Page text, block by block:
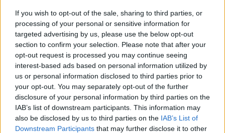
If you wish to opt-out of the sale, sharing to third parties, or
processing of your personal or sensitive information for
targeted advertising by us, please use the below opt-out
section to confirm your selection. Please note that after your
opt-out request is processed you may continue seeing
interest-based ads based on personal information utilized by
us or personal information disclosed to third parties prior to
your opt-out. You may separately opt-out of the further
disclosure of your personal information by third parties on the
IAB’s list of downstream participants. This information may
also be disclosed by us to third parties on the IAB’s List of
Downstream Participants that may further disclose it to other
Puoi effettuare l'accesso andando nella
sezioneLogindal menù del sito o
cliccandoqui
TEMI:
Incidente Mortale Arzachena
Morti Incidente Arzachena
Notizie Arzachena
Notizie Sardegna
Sami Aiy Oufkir
Shehata Fares Hossameldin